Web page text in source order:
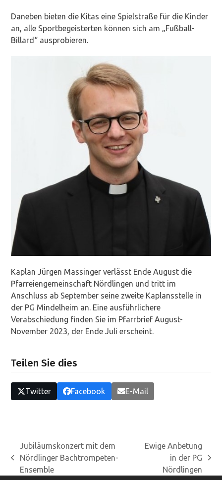
Daneben bieten die Kitas eine Spielstraße für die Kinder
an, alle Sportbegeisterten können sich am „Fußball-
Billard“ ausprobieren.
Kaplan Jürgen Massinger verlässt Ende August die
Pfarreiengemeinschaft Nördlingen und tritt im
Anschluss ab September seine zweite Kaplansstelle in
der PG Mindelheim an. Eine ausführlichere
Verabschiedung finden Sie im Pfarrbrief August-
November 2023, der Ende Juli erscheint.
Teilen Sie dies
Twitter Facebook E-Mail
vorheriger
Beitrag:
Jubiläumskonzert mit dem
Nördlinger Bachtrompeten-
Ensemble
Nächster
Beitrag:
Ewige Anbetung
in der PG
Nördlingen